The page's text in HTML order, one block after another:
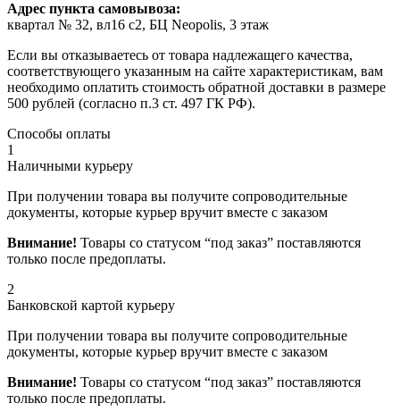
Адрес пункта самовывоза:
квартал № 32, вл16 с2, БЦ Neopolis, 3 этаж
Если вы отказываетесь от товара надлежащего качества,
соответствующего указанным на сайте характеристикам, вам
необходимо оплатить стоимость обратной доставки в размере
500 рублей (согласно п.3 ст. 497 ГК РФ).
Способы оплаты
1
Наличными курьеру
При получении товара вы получите сопроводительные
документы, которые курьер вручит вместе с заказом
Внимание! Товары со статусом “под заказ” поставляются
только после предоплаты.
2
Банковской картой курьеру
При получении товара вы получите сопроводительные
документы, которые курьер вручит вместе с заказом
Внимание! Товары со статусом “под заказ” поставляются
только после предоплаты.